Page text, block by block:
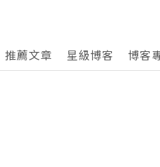
推薦文章 星級博客 博客